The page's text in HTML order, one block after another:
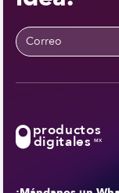
productos
digitales MX